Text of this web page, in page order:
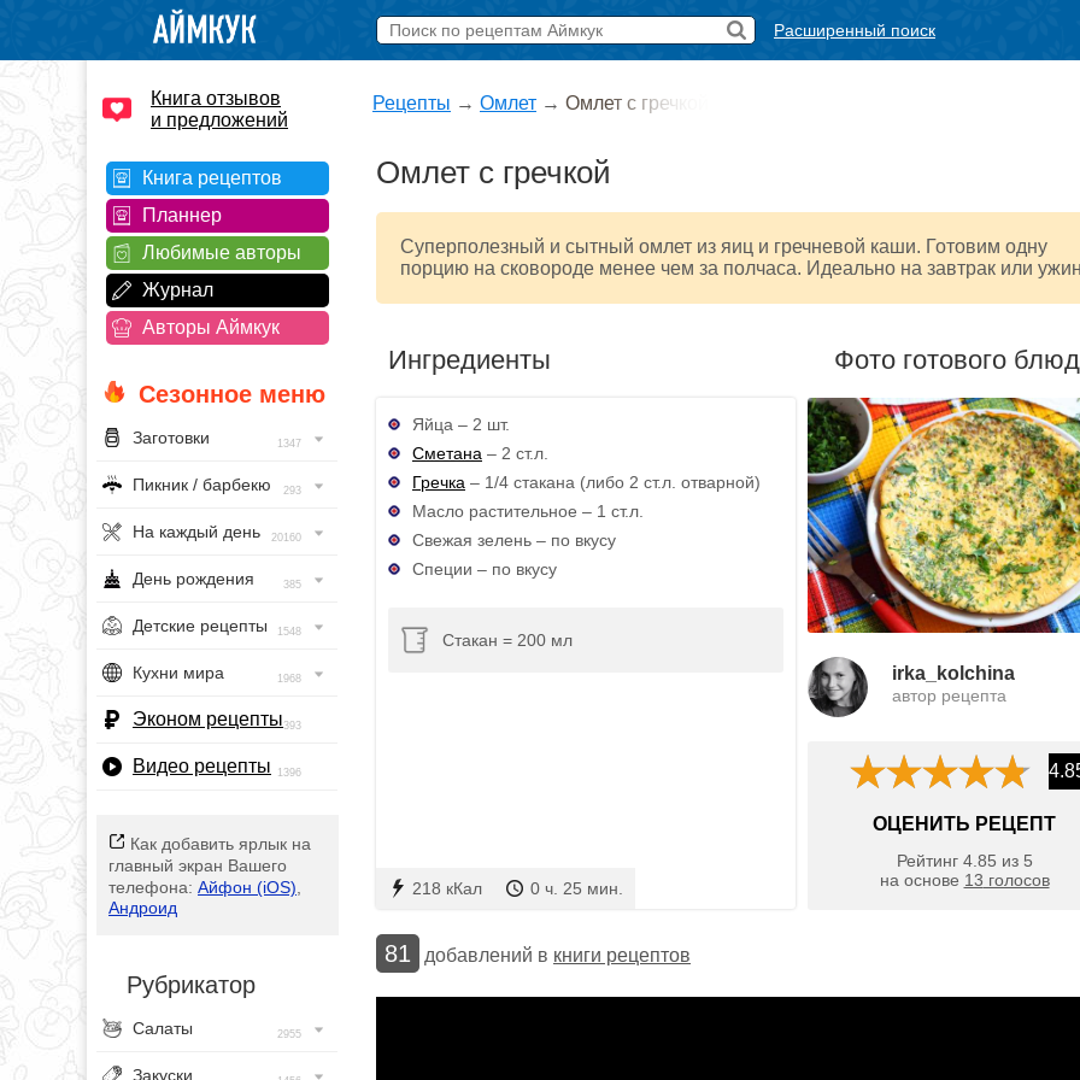
Расширенный поиск
Книга отзывов
и предложений
Книга рецептов
Планнер
Любимые авторы
Журнал
Авторы Аймкук
Сезонное меню
Заготовки 1347
Пикник / барбекю 293
На каждый день 20160
День рождения 385
Детские рецепты 1548
Кухни мира 1968
Эконом рецепты393
Видео рецепты 1396
Как добавить ярлык на
главный экран Вашего
телефона: Айфон (iOS)
Андроид
Рубрикатор
Салаты 2955
Закуски
Рецепты → Омлет → Омлет с гречкой
Омлет с гречкой
Суперполезный и сытный омлет из яиц и гречневой каши. Готовим одну
порцию на сковороде менее чем за полчаса. Идеально на завтрак или
Ингредиенты
Яйца – 2 шт.
Сметана – 2 ст.л.
Гречка – 1/4 стакана (либо 2 ст.л. отварной)
Масло растительное – 1 ст.л.
Свежая зелень – по вкусу
Специи – по вкусу
Стакан = 200 мл
218 кКал 0 ч. 25 мин.
Фото готового
irka_kolchina
автор рецепта
ОЦЕНИТЬ РЕЦЕПТ
Рейтинг 4.85 из 5
на основе 13 голосов
81 добавлений в книги рецептов